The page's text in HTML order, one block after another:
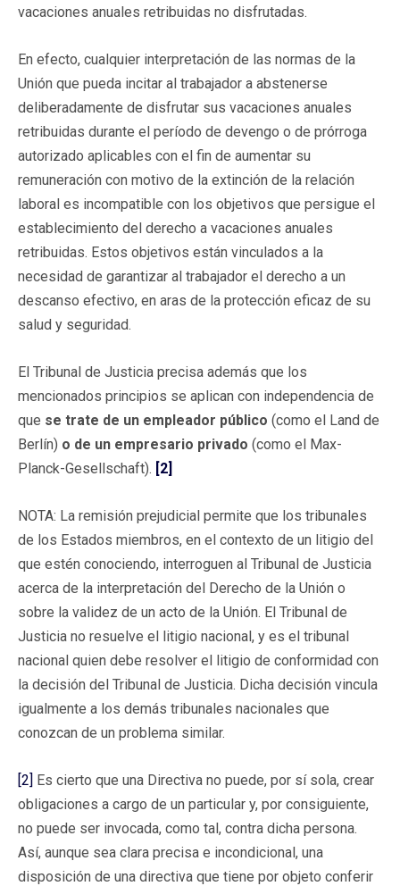
vacaciones anuales retribuidas no disfrutadas.
En efecto, cualquier interpretación de las normas de la
Unión que pueda incitar al trabajador a abstenerse
deliberadamente de disfrutar sus vacaciones anuales
retribuidas durante el período de devengo o de prórroga
autorizado aplicables con el fin de aumentar su
remuneración con motivo de la extinción de la relación
laboral es incompatible con los objetivos que persigue el
establecimiento del derecho a vacaciones anuales
retribuidas. Estos objetivos están vinculados a la
necesidad de garantizar al trabajador el derecho a un
descanso efectivo, en aras de la protección eficaz de su
salud y seguridad.
El Tribunal de Justicia precisa además que los
mencionados principios se aplican con independencia de
que se trate de un empleador público (como el Land de
Berlín) o de un empresario privado (como el Max-
Planck-Gesellschaft). [2]
NOTA: La remisión prejudicial permite que los tribunales
de los Estados miembros, en el contexto de un litigio del
que estén conociendo, interroguen al Tribunal de Justicia
acerca de la interpretación del Derecho de la Unión o
sobre la validez de un acto de la Unión. El Tribunal de
Justicia no resuelve el litigio nacional, y es el tribunal
nacional quien debe resolver el litigio de conformidad con
la decisión del Tribunal de Justicia. Dicha decisión vincula
igualmente a los demás tribunales nacionales que
conozcan de un problema similar.
[2] Es cierto que una Directiva no puede, por sí sola, crear
obligaciones a cargo de un particular y, por consiguiente,
no puede ser invocada, como tal, contra dicha persona.
Así, aunque sea clara precisa e incondicional, una
disposición de una directiva que tiene por objeto conferir